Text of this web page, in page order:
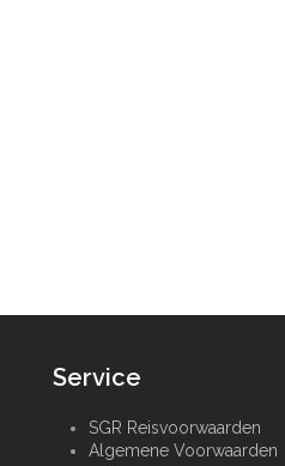
Service
SGR Reisvoorwaarden
Algemene Voorwaarden